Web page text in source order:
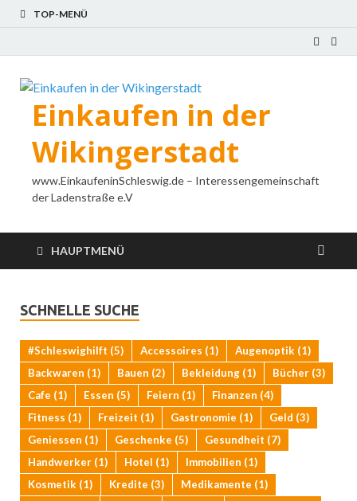
TOP-MENÜ
Einkaufen in der
Wikingerstadt
www.EinkaufeninSchleswig.de – Interessengemeinschaft
der Ladenstraße e.V
HAUPTMENÜ
SCHNELLE SUCHE
#Schleswighilft (5) Accessoires (1) Augenoptik (1)
Backwaren (1) Bauen (2) Bekleidung (1) Bücher (3)
Cafe (1) Essen (5) Feiern (1) Finanzen (4)
Fitness (1) Freizeit (1) Gastronomie (1) Geld (3)
Geniessen (1) Geschenke (5) Gesundheit (7)
Handwerker (1) Hotel (1) Immobilien (1)
Kosmetik (1) Kredite (3) Medikamente (1)